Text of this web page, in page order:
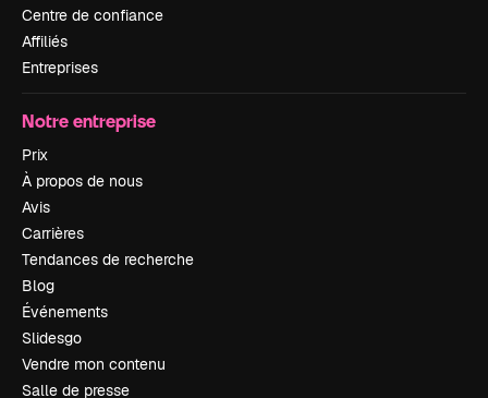
Centre de confiance
Affiliés
Entreprises
Notre entreprise
Prix
À propos de nous
Avis
Carrières
Tendances de recherche
Blog
Événements
Slidesgo
Vendre mon contenu
Salle de presse